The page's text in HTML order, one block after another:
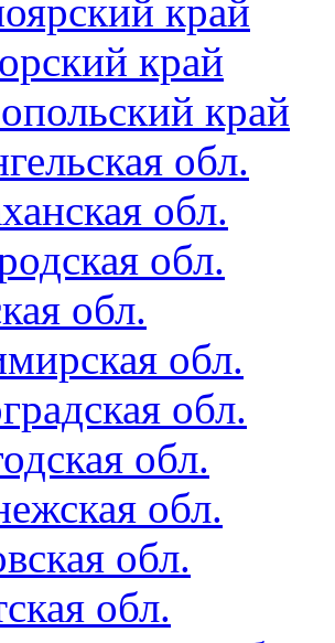
край
край
край
обл.
обл.
обл.
обл.
обл.
обл.
обл.
обл.
обл.
обл.